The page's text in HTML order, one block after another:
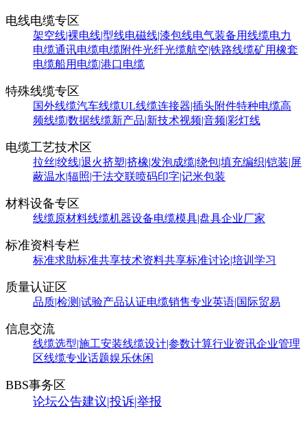
电线电缆专区
架空线|裸电线|型线电磁线|漆包线电气装备用线缆电力
电缆通讯电缆电缆附件光纤光缆航空|铁路线缆矿用橡套
电缆船用电缆|港口电缆
特殊线缆专区
国外线缆汽车线缆UL线缆连接器|插头附件特种电缆高
频线缆|数据线缆新产品|新技术视频|音频|彩灯线
电缆工艺技术区
拉丝|绞线|退火挤塑|挤橡|发泡成缆|绕包|填充编织|铠装|屏
蔽温水|辐照|干法交联喷码印字|记米包装
材料设备专区
线缆原材料线缆机器设备电缆模具|盘具企业厂家
标准资料专栏
标准求助标准共享技术资料共享标准讨论|培训学习
质量认证区
品质|检测|试验产品认证电缆销售专业英语|国际贸易
信息交流
线缆选型|施工安装线缆设计|参数计算行业资讯企业管理
区线缆专业话题娱乐休闲
BBS事务区
论坛公告建议|投诉|举报